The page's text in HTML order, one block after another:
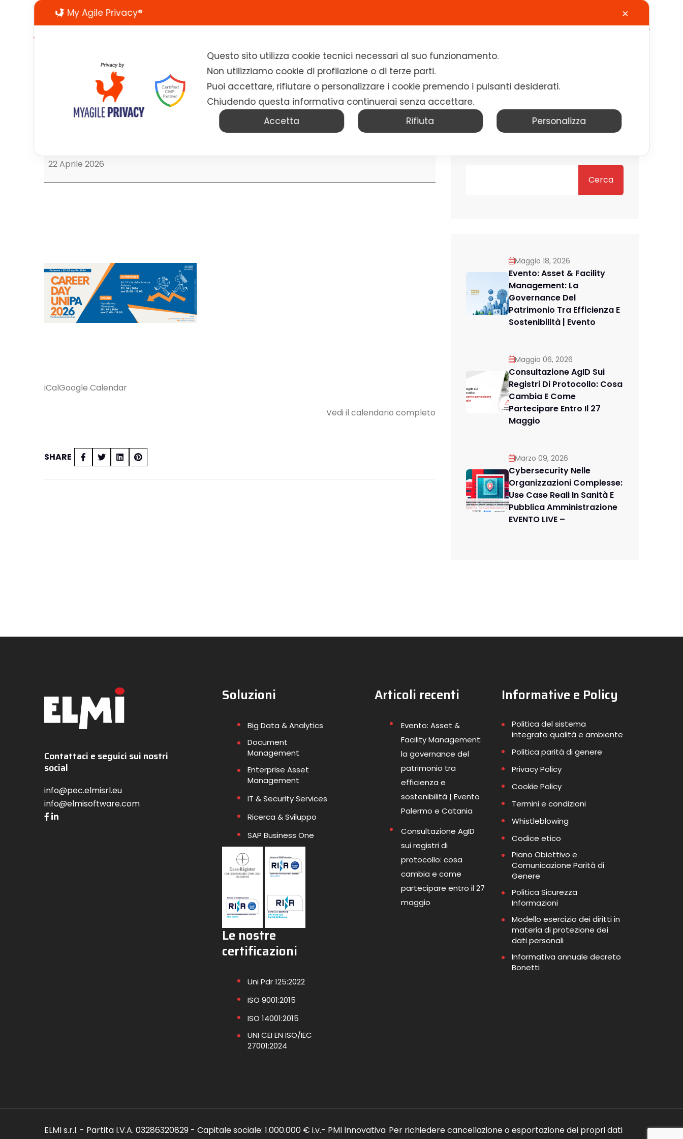
Home Chi siamo Soluzioni News Calendario Contatti Lavora con noi
Career Day UNIPA
22 Aprile 2026
iCalGoogle Calendar
Vedi il calendario completo
SHARE
Cerca
Maggio 18, 2026
Evento: Asset & Facility
Management: La
Governance Del
Patrimonio Tra Efficienza E
Sostenibilità | Evento
Maggio 06, 2026
Consultazione AgID Sui
Registri Di Protocollo: Cosa
Cambia E Come
Partecipare Entro Il 27
Maggio
Marzo 09, 2026
Cybersecurity Nelle
Organizzazioni Complesse:
Use Case Reali In Sanità E
Pubblica Amministrazione
EVENTO LIVE –
Contattaci e seguici sui nostri
social
info@pec.elmisrl.eu
info@elmisoftware.com
Soluzioni
Big Data & Analytics
Document
Management
Enterprise Asset
Management
IT & Security Services
Ricerca & Sviluppo
SAP Business One
Le nostre
certificazioni
Uni Pdr 125:2022
ISO 9001:2015
ISO 14001:2015
UNI CEI EN ISO/IEC
27001:2024
Articoli recenti
Evento: Asset &
Facility Management:
la governance del
patrimonio tra
efficienza e
sostenibilità | Evento
Palermo e Catania
Consultazione AgID
sui registri di
protocollo: cosa
cambia e come
partecipare entro il 27
maggio
Informative e Policy
Politica del sistema
integrato qualità e ambiente
Politica parità di genere
Privacy Policy
Cookie Policy
Termini e condizioni
Whistleblowing
Codice etico
Piano Obiettivo e
Comunicazione Parità di
Genere
Politica Sicurezza
Informazioni
Modello esercizio dei diritti in
materia di protezione dei
dati personali
Informativa annuale decreto
Bonetti
ELMI s.r.l. - Partita I.V.A. 03286320829 - Capitale sociale: 1.000.000 € i.v.- PMI Innovativa Per richiedere cancellazione o esportazione dei propri dati
My Agile Privacy® ✕
Questo sito utilizza cookie tecnici necessari al suo funzionamento.
Non utilizziamo cookie di profilazione o di terze parti.
Puoi accettare, rifiutare o personalizzare i cookie premendo i pulsanti desiderati.
Chiudendo questa informativa continuerai senza accettare.
Accetta
Rifiuta Personalizza